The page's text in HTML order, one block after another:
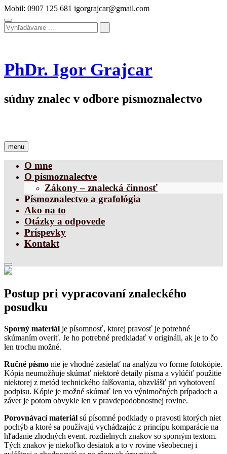
Skip
to
content
Mobil: 0907 125 681 igorgrajcar@gmail.com
PhDr. Igor Grajcar
súdny znalec v odbore písmoznalectvo
menu
O mne
O písmoznalectve
Zákony – znalecká činnosť
Písmoznalectvo a grafológia
Ako na to
Otázky a odpovede
Príspevky
Kontakt
Postup pri vypracovaní znaleckého
posudku
Sporný materiál je písomnosť, ktorej pravosť je potrebné
skúmaním overiť. Je ho potrebné predkladať v origináli, ak je to čo
len trochu možné.
Ručné písmo nie je vhodné zasielať na analýzu vo forme fotokópie.
Kópia neumožňuje skúmať niektoré detaily písma a vylúčiť použitie
niektorej z metód technického falšovania, obzvlášť pri vyhotovení
podpisu. Kópie je možné skúmať len vo výnimočných prípadoch a
záver je potom obvykle len v pravdepodobnostnej rovine.
Porovnávací materiál sú písomné podklady o pravosti ktorých niet
pochýb a ktoré sa používajú vychádzajúc z princípu komparácie na
hľadanie zhodných event. rozdielnych znakov so sporným textom.
Tých znakov je niekoľko desiatok a to v rovine všeobecnej i